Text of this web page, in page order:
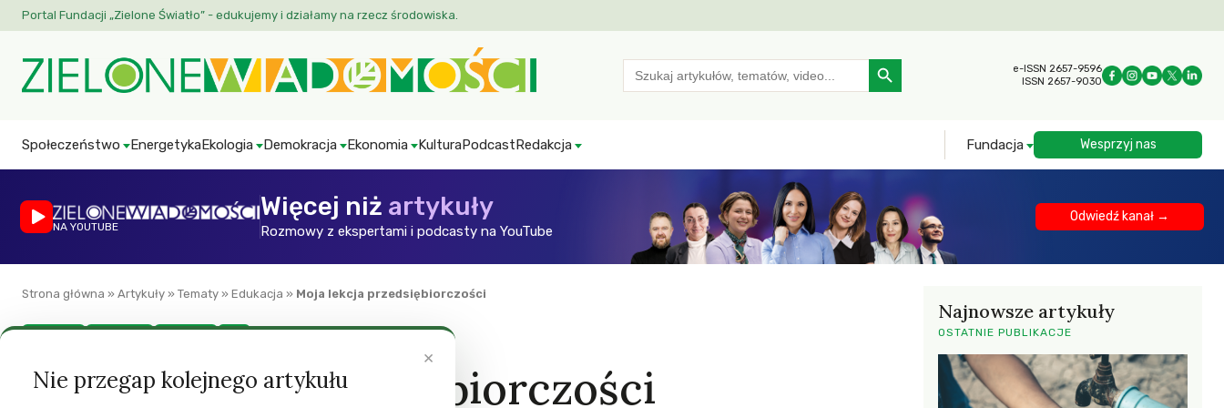
Portal Fundacji „Zielone Światło” - edukujemy i działamy na rzecz środowiska.
Search
for:
Search Button
e-ISSN 2657-9596
ISSN 2657-9030
Społeczeństwo EnergetykaEkologia Demokracja Ekonomia KulturaPodcastRedakcja Fundacja Wesprzyj nas
NA YOUTUBE
Więcej niż artykuły
Rozmowy z ekspertami i podcasty na YouTube
Odwiedź kanał →
Strona główna » Artykuły » Tematy » Edukacja » Moja lekcja przedsiębiorczości
Moja lekcja przedsiębiorczości
Najnowsze artykuły
OSTATNIE PUBLIKACJE
×
Nie przegap kolejnego artykułu